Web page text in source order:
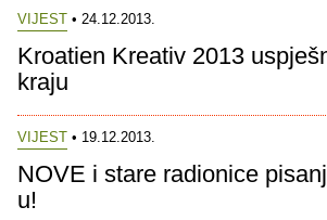
VIJEST • 24.12.2013.
Kroatien Kreativ 2013
kraju
VIJEST • 19.12.2013.
NOVE i stare radionice
u!